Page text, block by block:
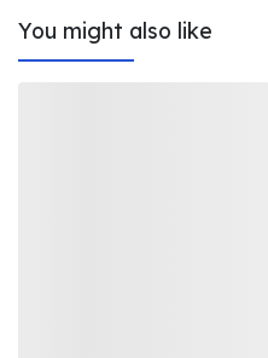
You might also like